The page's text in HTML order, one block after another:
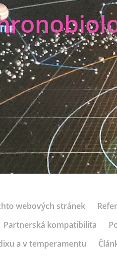
webových stránek
Partnerská kompatibilita
a v temperamentu